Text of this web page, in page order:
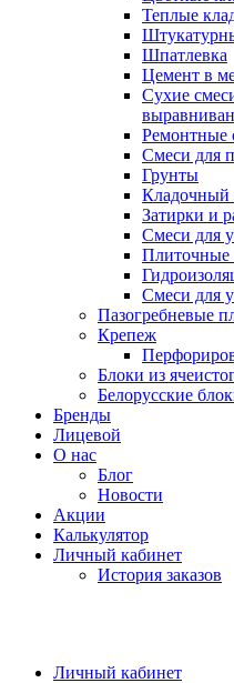
Теплые
Шпатлевка
Цемент в
Сухие
Ремонтные
Смеси для
Грунты
Кладочный
Затирки и
Смеси для
Плиточные
Смеси для
Пазогребневые
Крепеж
Блоки из
Белорусские
Бренды
Лицевой
О нас
Блог
Новости
Акции
Калькулятор
Личный кабинет
История заказов
Личный кабинет